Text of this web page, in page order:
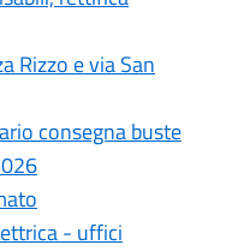
Rizzo e via San
consegna buste
- uffici